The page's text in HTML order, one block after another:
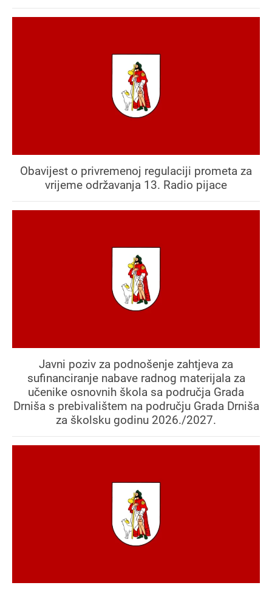
Obavijest o privremenoj regulaciji prometa za
vrijeme održavanja 13. Radio pijace
Javni poziv za podnošenje zahtjeva za
sufinanciranje nabave radnog materijala za
učenike osnovnih škola sa područja Grada
Drniša s prebivalištem na području Grada Drniša
za školsku godinu 2026./2027.